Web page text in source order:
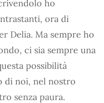
ho
ora di
Delia. Ma sempre ho
ci sia sempre una
possibilità
di noi, nel nostro
senza paura.